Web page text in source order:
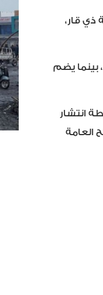
ذي قار،
بينما يضم
انتشار
العامة